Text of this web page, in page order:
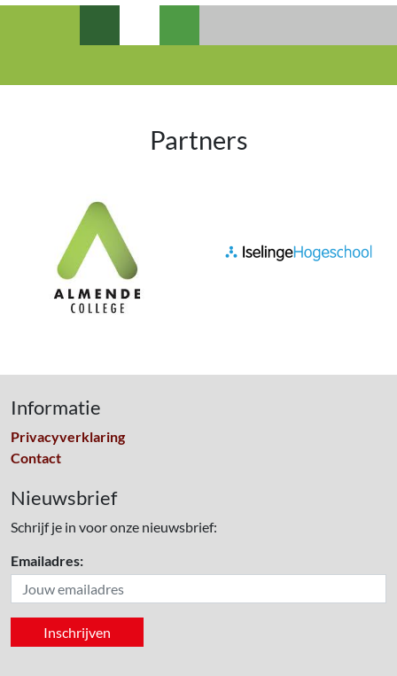
Partners
Informatie
Privacyverklaring
Contact
Nieuwsbrief
Schrijf je in voor onze nieuwsbrief:
Emailadres: